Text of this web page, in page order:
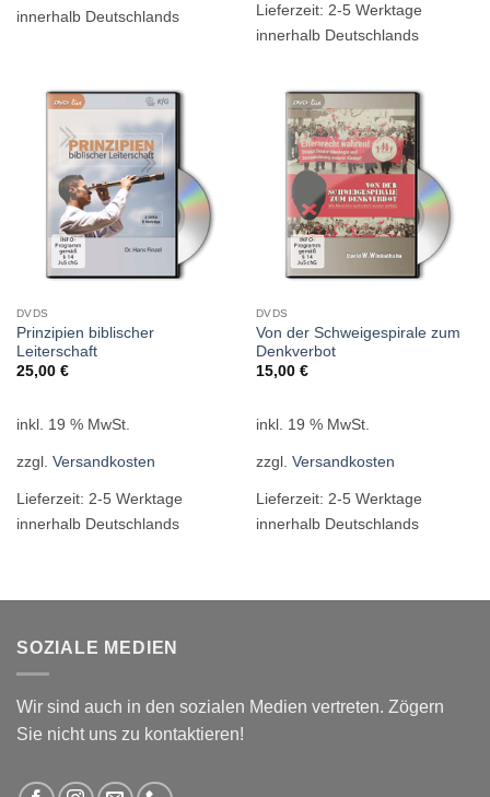
innerhalb Deutschlands
Lieferzeit: 2-5 Werktage
innerhalb Deutschlands
DVDS
Prinzipien biblischer
Leiterschaft
25,00 €
inkl. 19 % MwSt.
zzgl. Versandkosten
Lieferzeit: 2-5 Werktage
innerhalb Deutschlands
DVDS
Von der Schweigespirale zum
Denkverbot
15,00 €
inkl. 19 % MwSt.
zzgl. Versandkosten
Lieferzeit: 2-5 Werktage
innerhalb Deutschlands
SOZIALE MEDIEN
Wir sind auch in den sozialen Medien vertreten. Zögern
Sie nicht uns zu kontaktieren!